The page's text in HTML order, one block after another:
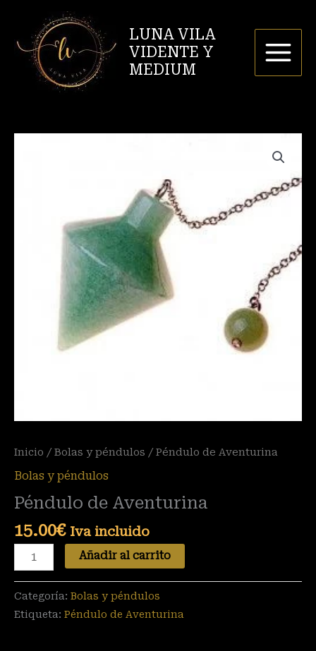
contenido
LUNA VILA
VIDENTE Y
MEDIUM
Inicio /Bolas y péndulos / Péndulo de Aventurina
Bolas y péndulos
Péndulo de Aventurina
15.00€ Iva incluido
Añadir al carrito
Categoría: Bolas y péndulos
Etiqueta: Péndulo de Aventurina